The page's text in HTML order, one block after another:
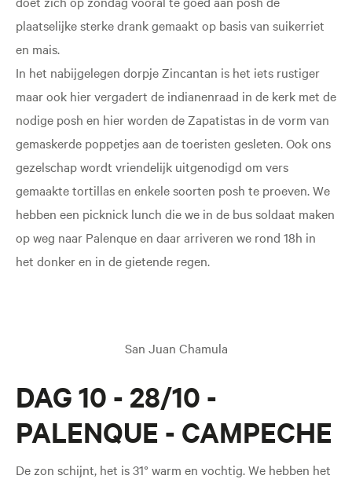
plaatselijke sterke drank gemaakt op basis van suikerriet
en mais.
In het nabijgelegen dorpje Zincantan is het iets rustiger
maar ook hier vergadert de indianenraad in de kerk met de
nodige posh en hier worden de Zapatistas in de vorm van
gemaskerde poppetjes aan de toeristen gesleten. Ook ons
gezelschap wordt vriendelijk uitgenodigd om vers
gemaakte tortillas en enkele soorten posh te proeven. We
hebben een picknick lunch die we in de bus soldaat maken
op weg naar Palenque en daar arriveren we rond 18h in
het donker en in de gietende regen.
San Juan Chamula
DAG 10 - 28/10 -
PALENQUE - CAMPECHE
De zon schijnt, het is 31° warm en vochtig. We hebben het